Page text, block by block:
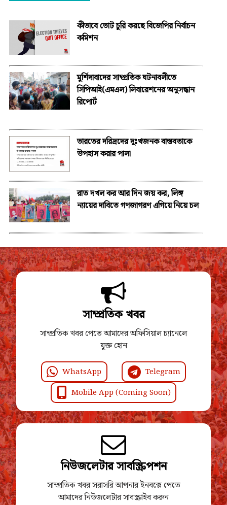
কীভাবে ভোট চুরি করছে বিজেপির নির্বাচন
কমিশন
মুর্শিদাবাদের সাম্প্রতিক ঘটনাবলীতে
সিপিআই(এমএল) লিবারেশনের অনুসন্ধান
রিপোর্ট
ভারতের দরিদ্রদের দুঃখজনক বাস্তবতাকে
উপহাস করার পালা
রাত দখল কর আর দিন জয় কর, লিঙ্গ
ন্যায়ের দাবিতে গণজাগরণ এগিয়ে নিয়ে চল
সাম্প্রতিক খবর
সাম্প্রতিক খবর পেতে আমাদের অফিসিয়াল চ্যানেলে
যুক্ত হোন
WhatsApp
Telegram
Mobile App (Coming Soon)
নিউজলেটার সাবস্ক্রিপশন
সাম্প্রতিক খবর সরাসরি আপনার ইনবক্সে পেতে
আমাদের নিউজলেটার সাবস্ক্রাইব করুন